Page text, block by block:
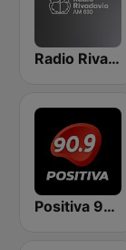
Radio Rivadavia 630 AM
Positiva 90.9 - Radio Mitre Corrientes